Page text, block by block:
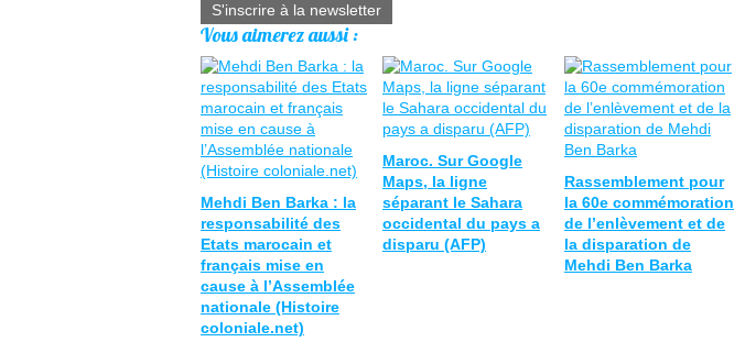
S'inscrire à la newsletter
Vous aimerez aussi :
Mehdi Ben Barka : la
responsabilité des
Etats marocain et
français mise en
cause à l’Assemblée
nationale (Histoire
coloniale.net)
Maroc. Sur Google
Maps, la ligne
séparant le Sahara
occidental du pays a
disparu (AFP)
Rassemblement pour
la 60e commémoration
de l’enlèvement et de
la disparation de
Mehdi Ben Barka